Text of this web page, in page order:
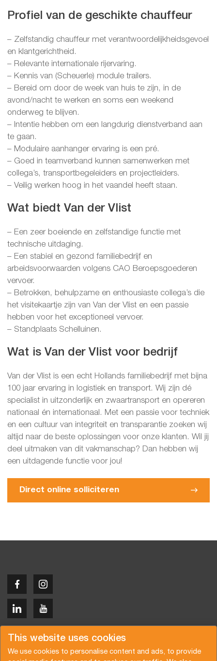
This website uses cookies
We use cookies to personalise content and ads, to provide
Profiel van de geschikte chauffeur
– Zelfstandig chauffeur met verantwoordelijkheidsgevoel
en klantgerichtheid.
– Relevante internationale rijervaring.
– Kennis van (Scheuerle) module trailers.
– Bereid om door de week van huis te zijn, in de
avond/nacht te werken en soms een weekend
onderweg te blijven.
– Intentie hebben om een langdurig dienstverband aan
te gaan.
– Modulaire aanhanger ervaring is een pré.
– Goed in teamverband kunnen samenwerken met
collega’s, transportbegeleiders en projectleiders.
– Veilig werken hoog in het vaandel heeft staan.
Wat biedt Van der Vlist
– Een zeer boeiende en zelfstandige functie met
technische uitdaging.
– Een stabiel en gezond familiebedrijf en
arbeidsvoorwaarden volgens CAO Beroepsgoederen
vervoer.
– Betrokken, behulpzame en enthousiaste collega’s die
het visitekaartje zijn van Van der Vlist en een passie
hebben voor het exceptioneel vervoer.
– Standplaats Schelluinen.
Wat is Van der Vlist voor bedrijf
Van der Vlist is een echt Hollands familiebedrijf met bijna
100 jaar ervaring in logistiek en transport. Wij zijn dé
specialist in uitzonderlijk en zwaartransport en opereren
nationaal én internationaal. Met een passie voor techniek
en een cultuur van integriteit en transparantie zoeken wij
altijd naar de beste oplossingen voor onze klanten. Wil jij
deel uitmaken van dit vakmanschap? Dan hebben wij
een uitdagende functie voor jou!
Direct online solliciteren
Copyright © 2026 Van der Vlist